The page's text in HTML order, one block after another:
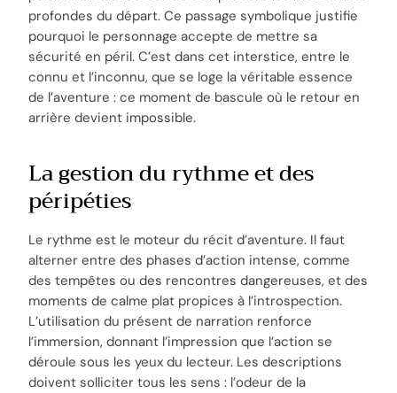
profondes du départ. Ce passage symbolique justifie
pourquoi le personnage accepte de mettre sa
sécurité en péril. C’est dans cet interstice, entre le
connu et l’inconnu, que se loge la véritable essence
de l’aventure : ce moment de bascule où le retour en
arrière devient impossible.
La gestion du rythme et des
péripéties
Le rythme est le moteur du récit d’aventure. Il faut
alterner entre des phases d’action intense, comme
des tempêtes ou des rencontres dangereuses, et des
moments de calme plat propices à l’introspection.
L’utilisation du présent de narration renforce
l’immersion, donnant l’impression que l’action se
déroule sous les yeux du lecteur. Les descriptions
doivent solliciter tous les sens : l’odeur de la